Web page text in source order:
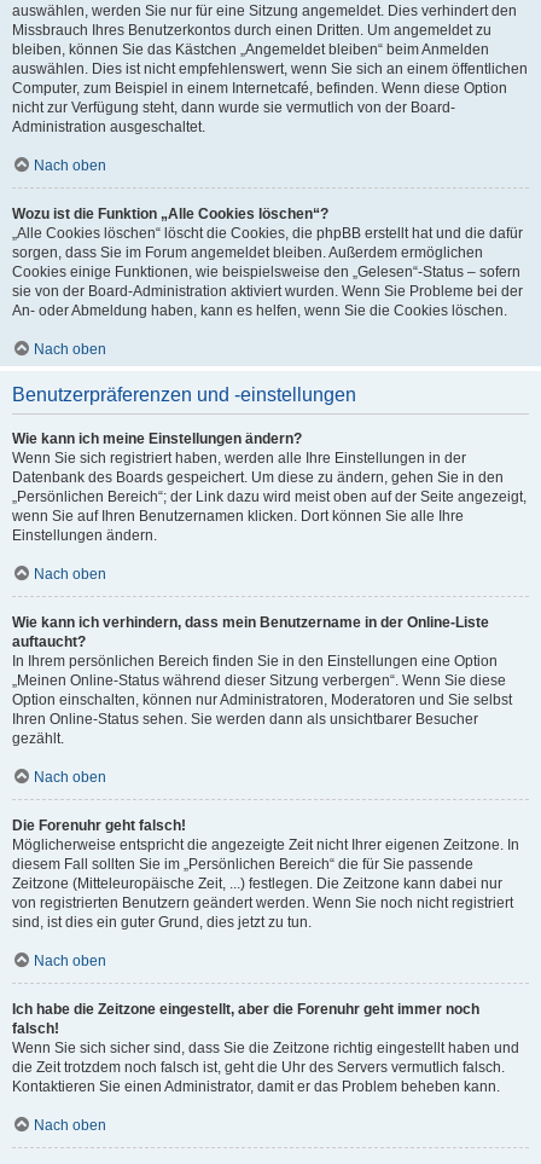
auswählen, werden Sie nur für eine Sitzung angemeldet. Dies verhindert den
Missbrauch Ihres Benutzerkontos durch einen Dritten. Um angemeldet zu
bleiben, können Sie das Kästchen „Angemeldet bleiben“ beim Anmelden
auswählen. Dies ist nicht empfehlenswert, wenn Sie sich an einem öffentlichen
Computer, zum Beispiel in einem Internetcafé, befinden. Wenn diese Option
nicht zur Verfügung steht, dann wurde sie vermutlich von der Board-
Administration ausgeschaltet.
Nach oben
Wozu ist die Funktion „Alle Cookies löschen“?
„Alle Cookies löschen“ löscht die Cookies, die phpBB erstellt hat und die dafür
sorgen, dass Sie im Forum angemeldet bleiben. Außerdem ermöglichen
Cookies einige Funktionen, wie beispielsweise den „Gelesen“-Status – sofern
sie von der Board-Administration aktiviert wurden. Wenn Sie Probleme bei der
An- oder Abmeldung haben, kann es helfen, wenn Sie die Cookies löschen.
Nach oben
Benutzerpräferenzen und -einstellungen
Wie kann ich meine Einstellungen ändern?
Wenn Sie sich registriert haben, werden alle Ihre Einstellungen in der
Datenbank des Boards gespeichert. Um diese zu ändern, gehen Sie in den
„Persönlichen Bereich“; der Link dazu wird meist oben auf der Seite angezeigt,
wenn Sie auf Ihren Benutzernamen klicken. Dort können Sie alle Ihre
Einstellungen ändern.
Nach oben
Wie kann ich verhindern, dass mein Benutzername in der Online-Liste
auftaucht?
In Ihrem persönlichen Bereich finden Sie in den Einstellungen eine Option
„Meinen Online-Status während dieser Sitzung verbergen“. Wenn Sie diese
Option einschalten, können nur Administratoren, Moderatoren und Sie selbst
Ihren Online-Status sehen. Sie werden dann als unsichtbarer Besucher
gezählt.
Nach oben
Die Forenuhr geht falsch!
Möglicherweise entspricht die angezeigte Zeit nicht Ihrer eigenen Zeitzone. In
diesem Fall sollten Sie im „Persönlichen Bereich“ die für Sie passende
Zeitzone (Mitteleuropäische Zeit, ...) festlegen. Die Zeitzone kann dabei nur
von registrierten Benutzern geändert werden. Wenn Sie noch nicht registriert
sind, ist dies ein guter Grund, dies jetzt zu tun.
Nach oben
Ich habe die Zeitzone eingestellt, aber die Forenuhr geht immer noch
falsch!
Wenn Sie sich sicher sind, dass Sie die Zeitzone richtig eingestellt haben und
die Zeit trotzdem noch falsch ist, geht die Uhr des Servers vermutlich falsch.
Kontaktieren Sie einen Administrator, damit er das Problem beheben kann.
Nach oben